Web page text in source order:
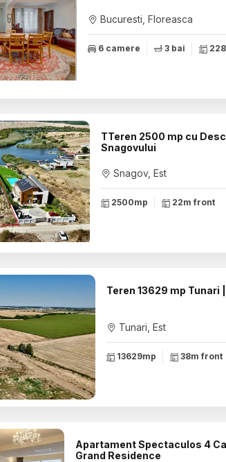
Bucuresti, Floreasca
6 camere 3 bai
TTeren 2500 mp cu
Snagovului
Snagov, Est
2500mp 22m front
Teren 13629 mp Tunari
Tunari, Est
13629mp 38m front
Apartament Spectaculos 4
Grand Residence